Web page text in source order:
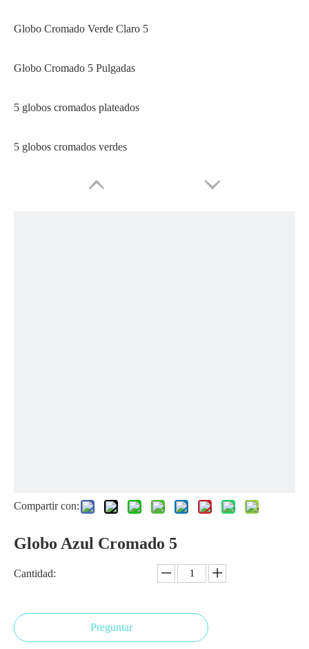
Globo Cromado Verde Claro 5
Globo Cromado 5 Pulgadas
5 globos cromados plateados
5 globos cromados verdes
Compartir con:
Globo Azul Cromado 5
Cantidad:
Preguntar